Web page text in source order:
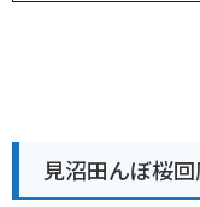
見沼田んぼ桜